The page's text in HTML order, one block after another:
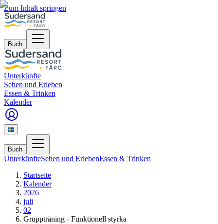
Zum Inhalt springen
Buch
Unterkünfte
Sehen und Erleben
Essen & Trinken
Kalender
Buch
UnterkünfteSehen und ErlebenEssen & Trinken
Startseite
Kalender
2026
juli
02
Gruppträning - Funktionell styrka